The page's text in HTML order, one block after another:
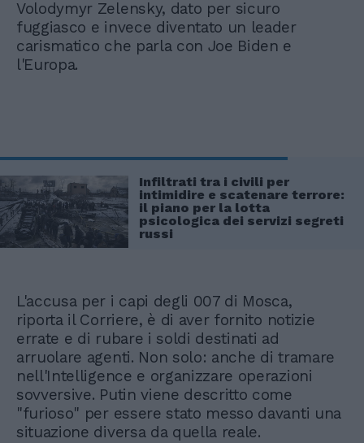
Volodymyr Zelensky, dato per sicuro
fuggiasco e invece diventato un leader
carismatico che parla con Joe Biden e
l'Europa.
Infiltrati tra i civili per
intimidire e scatenare terrore:
il piano per la lotta
psicologica dei servizi segreti
russi
L'accusa per i capi degli 007 di Mosca,
riporta il Corriere, è di aver fornito notizie
errate e di rubare i soldi destinati ad
arruolare agenti. Non solo: anche di tramare
nell'Intelligence e organizzare operazioni
sovversive. Putin viene descritto come
"furioso" per essere stato messo davanti una
situazione diversa da quella reale.